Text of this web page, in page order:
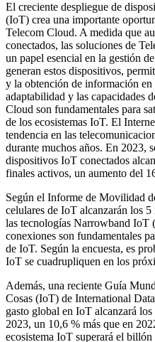
El creciente despliegue de
(IoT) crea una importante
Telecom Cloud. A medida que
conectados, las soluciones de
un papel esencial en la gestión
generan estos dispositivos,
y la obtención de información
adaptabilidad y las capacidades
Cloud son fundamentales para
de los ecosistemas IoT. El
tendencia en las
durante muchos años. En 2023,
dispositivos IoT conectados
finales activos, un aumento del
Según el Informe de Movilidad
celulares de IoT alcanzarán los
las tecnologías Narrowband
conexiones son fundamentales
de IoT. Según la encuesta, es
IoT se cuadrupliquen en los
Además, una reciente Guía
Cosas (IoT) de International
gasto global en IoT alcanzará
2023, un 10,6 % más que en
ecosistema IoT superará el